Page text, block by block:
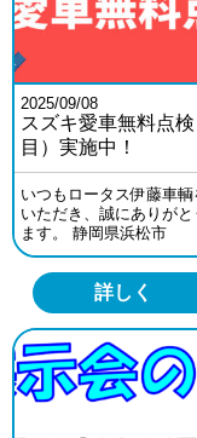
2025/09/08
スズキ愛車無料点
目）実施中！
いつもロータス伊藤車
いただき、誠にありが
ます。 静岡県浜松市
詳しく